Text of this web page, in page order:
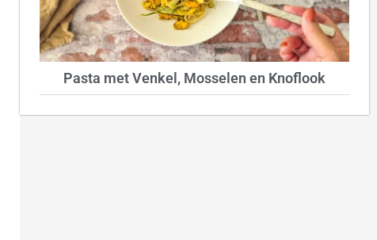
Pasta met Venkel, Mosselen en Knoflook